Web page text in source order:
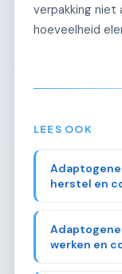
verpakking niet
hoeveelheid
LEES OOK
herstel en
werken en